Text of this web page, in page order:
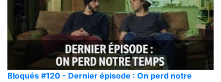
Bloqués #120 - Dernier épisode : On perd notre